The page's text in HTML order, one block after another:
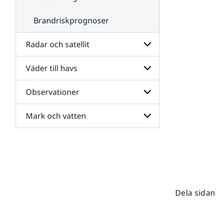
Brandriskprognoser
Radar och satellit
Undersidor
för
Radar
och
satellit
Väder till havs
Undersidor
för
Väder
till
havs
Observationer
Undersidor
för
Mark och vatten
Dela sidan